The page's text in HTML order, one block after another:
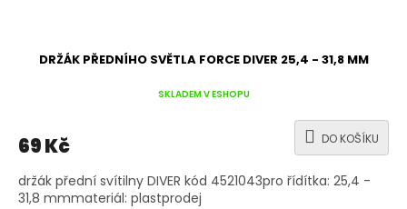
DRŽÁK PŘEDNÍHO SVĚTLA FORCE DIVER 25,4 - 31,8 MM
SKLADEM V ESHOPU
69 Kč DO KOŠÍKU
držák přední svítilny DIVER kód 4521043pro řídítka: 25,4 -
31,8 mmmateriál: plastprodej